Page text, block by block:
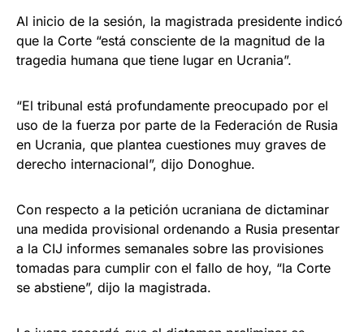
Al inicio de la sesión, la magistrada presidente indicó
que la Corte “está consciente de la magnitud de la
tragedia humana que tiene lugar en Ucrania”.
“El tribunal está profundamente preocupado por el
uso de la fuerza por parte de la Federación de Rusia
en Ucrania, que plantea cuestiones muy graves de
derecho internacional”, dijo Donoghue.
Con respecto a la petición ucraniana de dictaminar
una medida provisional ordenando a Rusia presentar
a la CIJ informes semanales sobre las provisiones
tomadas para cumplir con el fallo de hoy, “la Corte
se abstiene”, dijo la magistrada.